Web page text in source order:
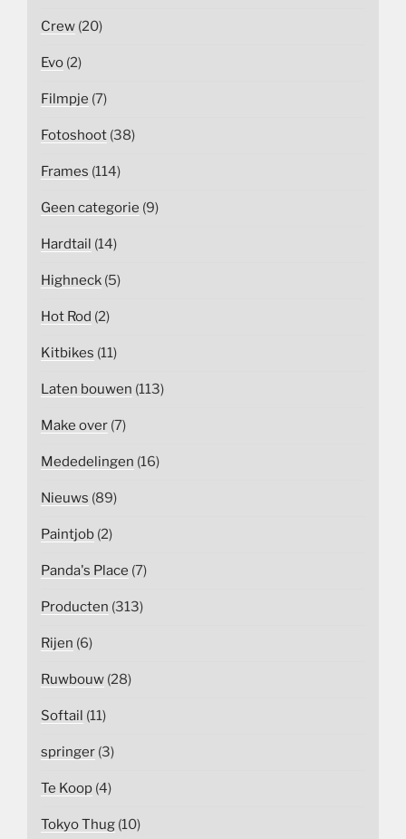
Crew (20)
Evo (2)
Filmpje (7)
Fotoshoot (38)
Frames (114)
Geen categorie (9)
Hardtail (14)
Highneck (5)
Hot Rod (2)
Kitbikes (11)
Laten bouwen (113)
Make over (7)
Mededelingen (16)
Nieuws (89)
Paintjob (2)
Panda's Place (7)
Producten (313)
Rijen (6)
Ruwbouw (28)
Softail (11)
springer (3)
Te Koop (4)
Tokyo Thug (10)